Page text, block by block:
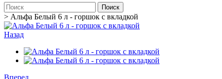
Поиск
> Альфа Белый 6 л - горшок с вкладкой
Назад
Вперед